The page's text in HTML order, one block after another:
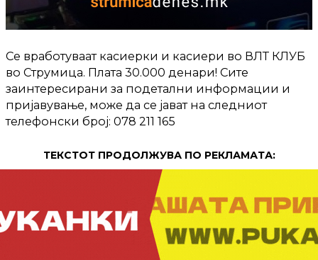
Се вработуваат касиерки и касиери во ВЛТ КЛУБ
во Струмица. Плата 30.000 денари! Сите
заинтересирани за подетални информации и
пријавување, може да се јават на следниот
телефонски број: 078 211 165
ТЕКСТОТ ПРОДОЛЖУВА ПО РЕКЛАМАТА: